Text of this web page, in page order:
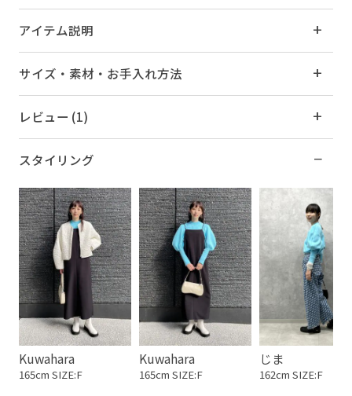
アイテム説明
サイズ・素材・お手入れ方法
レビュー (1)
スタイリング
Kuwahara
165cm SIZE:F
Kuwahara
165cm SIZE:F
じま
162cm SIZE:F